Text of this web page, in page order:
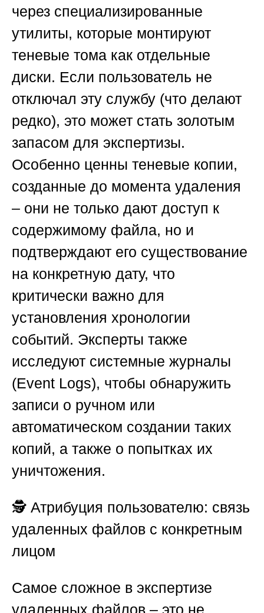
через специализированные
утилиты, которые монтируют
теневые тома как отдельные
диски. Если пользователь не
отключал эту службу (что делают
редко), это может стать золотым
запасом для экспертизы.
Особенно ценны теневые копии,
созданные до момента удаления
– они не только дают доступ к
содержимому файла, но и
подтверждают его существование
на конкретную дату, что
критически важно для
установления хронологии
событий. Эксперты также
исследуют системные журналы
(Event Logs), чтобы обнаружить
записи о ручном или
автоматическом создании таких
копий, а также о попытках их
уничтожения.
🕵️ Атрибуция пользователю: связь
удаленных файлов с конкретным
лицом
Самое сложное в экспертизе
удаленных файлов – это не